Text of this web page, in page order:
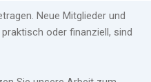
Neue Mitglieder und
oder finanziell, sind